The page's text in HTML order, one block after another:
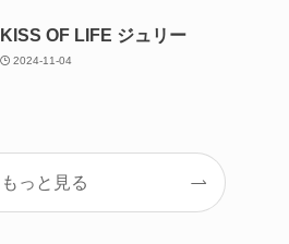
KISS OF LIFE ジュリー
2024-11-04
もっと見る